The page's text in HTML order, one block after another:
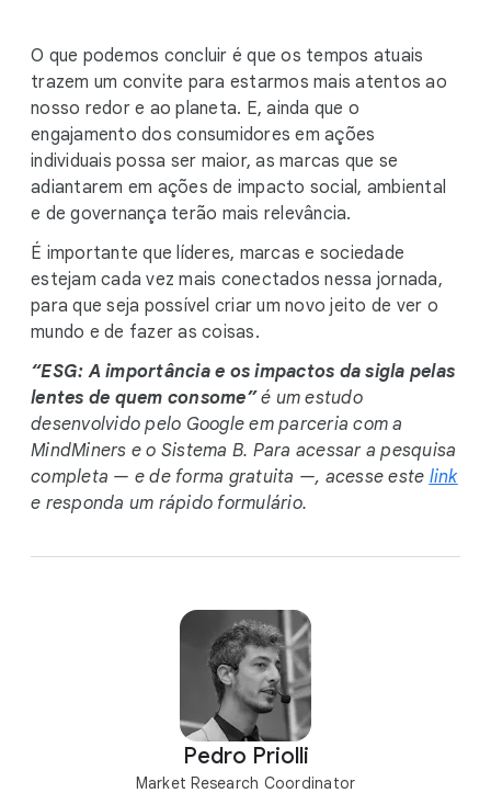
O que podemos concluir é que os tempos atuais
trazem um convite para estarmos mais atentos ao
nosso redor e ao planeta. E, ainda que o
engajamento dos consumidores em ações
individuais possa ser maior, as marcas que se
adiantarem em ações de impacto social, ambiental
e de governança terão mais relevância.
É importante que líderes, marcas e sociedade
estejam cada vez mais conectados nessa jornada,
para que seja possível criar um novo jeito de ver o
mundo e de fazer as coisas.
“ESG: A importância e os impactos da sigla pelas
lentes de quem consome”é um estudo
desenvolvido pelo Google em parceria com a
MindMiners e o Sistema B. Para acessar a pesquisa
completa — e de forma gratuita —, acesse este link
e responda um rápido formulário.
Pedro Priolli
Market Research Coordinator